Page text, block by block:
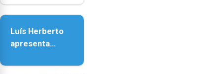
Nossa Senhora
Luís Herberto
apresenta
Paisagem’